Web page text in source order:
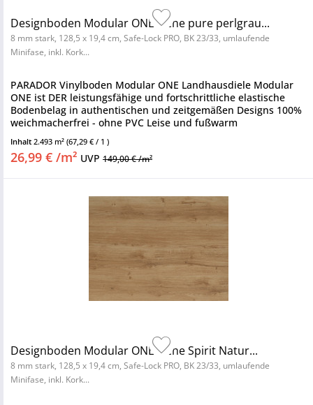
Designboden Modular ONE Eiche pure perlgrau...
8 mm stark, 128,5 x 19,4 cm, Safe-Lock PRO, BK 23/33, umlaufende
Minifase, inkl. Kork...
PARADOR Vinylboden Modular ONE Landhausdiele Modular
ONE ist DER leistungsfähige und fortschrittliche elastische
Bodenbelag in authentischen und zeitgemäßen Designs 100%
weichmacherfrei - ohne PVC Leise und fußwarm
Nutzungsklasse 23/33 -...
Inhalt 2.493 m² (67,29 € / 1 )
26,99 € /m² UVP 149,00 € /m²
Designboden Modular ONE Eiche Spirit Natur...
8 mm stark, 128,5 x 19,4 cm, Safe-Lock PRO, BK 23/33, umlaufende
Minifase, inkl. Kork...